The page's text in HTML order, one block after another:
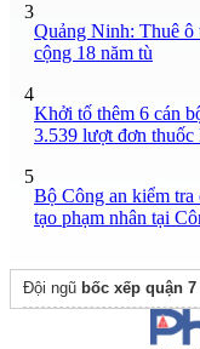
3
Quảng Ninh: Thuê ô
cộng 18 năm tù
4
Khởi tố thêm 6 cán
3.539 lượt đơn
5
Bộ Công an kiểm tra
tạo phạm nhân tại
Đội ngũ bốc xếp quận 7